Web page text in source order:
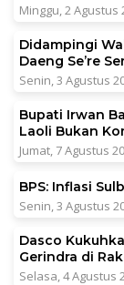
Minggu, 2 Agustus
Didampingi
Daeng Se’re
Senin, 3 Agustus
Bupati Irwan
Laoli Bukan
Jumat, 7 Agustus
BPS: Inflasi
Senin, 3 Agustus
Dasco
Gerindra di
Selasa, 4 Agustus